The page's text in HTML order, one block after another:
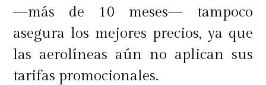
Conoce las salidas que tiene Masai
Travel para estos destinos:
—más de 10 meses— tampoco
asegura los mejores precios, ya que
las aerolíneas aún no aplican sus
tarifas promocionales.